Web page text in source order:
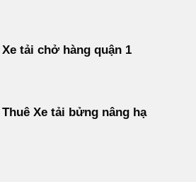
Xe tải chở hàng quận 1
Thuê Xe tải bửng nâng hạ